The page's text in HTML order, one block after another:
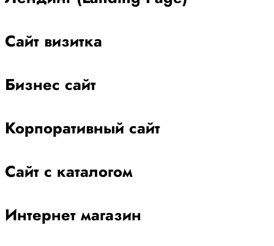
Сайт визитка
Бизнес сайт
Корпоративный сайт
Сайт с каталогом
Интернет магазин